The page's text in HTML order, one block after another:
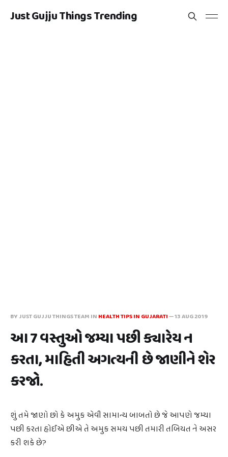
Just Gujju Things Trending
BY JUST GUJJU THINGS TEAM IN HEALTH TIPS IN GUJARATI—13 AUG 2019
આ 7 વસ્તુઓ જમ્યા પછી ક્યારેય ન
કરતા, માહિતી અગત્યની છે જાણીને શેર
કરજો.
શું તમે જાણો છો કે અમુક એવી સામાન્ય બાબતો છે જે આપણે જમ્યા
પછી કરતા હોઈએ છીએ તે અમુક સમય પછી તમારી તબિયત ને અસર
કરી શકે છે?